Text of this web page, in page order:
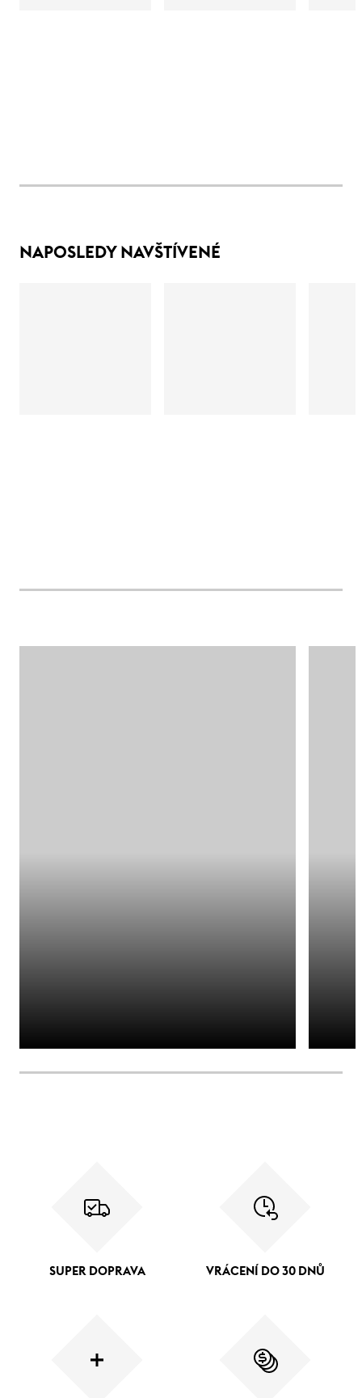
NAPOSLEDY NAVŠTÍVENÉ
SUPER DOPRAVA VRÁCENÍ DO 30 DNŮ